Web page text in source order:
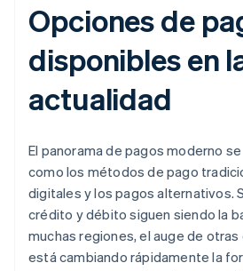
Opciones de
disponibles en
actualidad
El panorama de pagos moderno
como los métodos de pago
digitales y los pagos alternativos.
crédito y débito siguen siendo la
muchas regiones, el auge de
está cambiando rápidamente la